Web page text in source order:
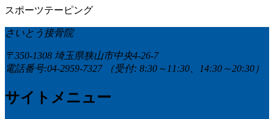
スポーツテーピング
さいとう接骨院
〒350-1308 埼玉県狭山市中央4-26-7
電話番号:04-2959-7327
（受付: 8:30～11:30、14:30～20:30）
サイトメニュー